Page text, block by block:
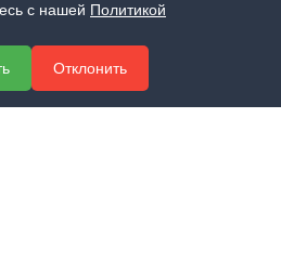
с нашей Политикой
Отклонить